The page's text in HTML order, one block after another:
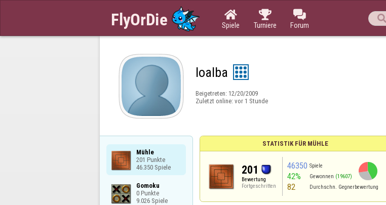

Spiele

Turniere

Forum

loalba
Beigetreten: 12/20/2009
Zuletzt online: vor 1 Stunde
Mühle
201 Punkte
46.350 Spiele
Gomoku
0 Punkte
9.026 Spiele
STATISTIK FÜR MÜHLE
201
Bewertung
Fortgeschritten
46350 Spiele
42% Gewonnen (19607)
82 Durchschn. Gegnerbewertung